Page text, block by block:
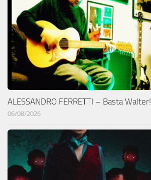
ALESSANDRO FERRETTI – Basta Walter!
06/08/2026